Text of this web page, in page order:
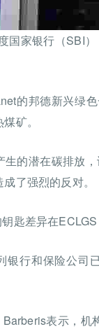
国家银行（SBI
的邦德新兴绿
矿。
的潜在碳排放
了强烈的反对。
匙差异在
银行和保险公司
表示，